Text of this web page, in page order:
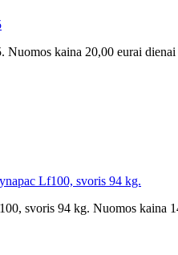
kaina 20,00 eurai
Lf100, svoris 94 kg.
svoris 94 kg. Nuomos kaina